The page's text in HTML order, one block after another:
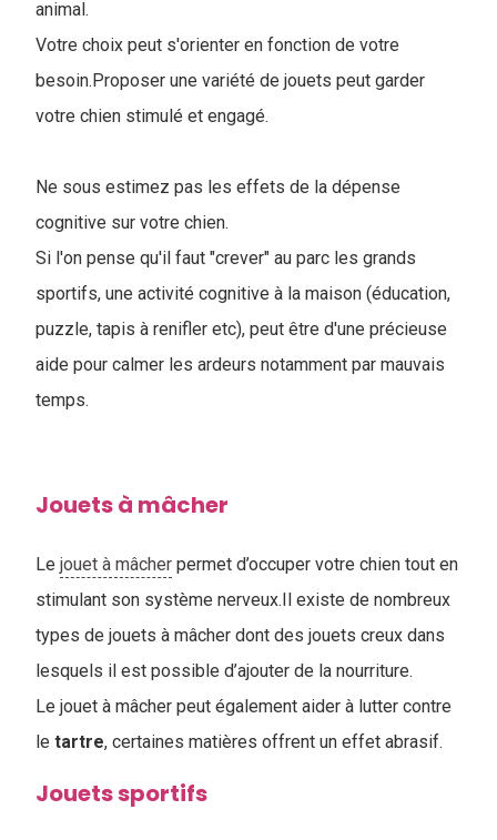
animal.
Votre choix peut s'orienter en fonction de votre
besoin.Proposer une variété de jouets peut garder
votre chien stimulé et engagé.
Ne sous estimez pas les effets de la dépense
cognitive sur votre chien.
Si l'on pense qu'il faut "crever" au parc les grands
sportifs, une activité cognitive à la maison (éducation,
puzzle, tapis à renifler etc), peut être d'une précieuse
aide pour calmer les ardeurs notamment par mauvais
temps.
Jouets à mâcher
Le jouet à mâcher permet d’occuper votre chien tout en
stimulant son système nerveux.Il existe de nombreux
types de jouets à mâcher dont des jouets creux dans
lesquels il est possible d’ajouter de la nourriture.
Le jouet à mâcher peut également aider à lutter contre
le tartre, certaines matières offrent un effet abrasif.
Jouets sportifs